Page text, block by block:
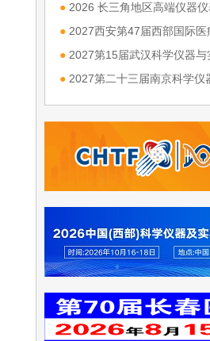
展览会
● 2026 长三角地区高端仪器
新发展大会
● 2027西安第47届西部国际医
● 2027第15届武汉科学仪器与
览会
● 2027第二十三届南京科学仪
展览会